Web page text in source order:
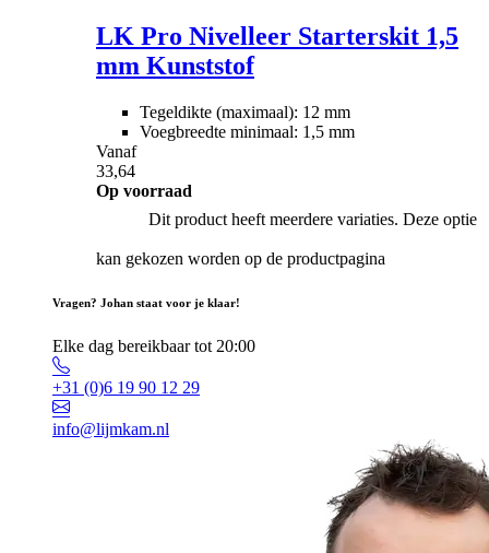
LK Pro Nivelleer Starterskit 1,5
mm Kunststof
Tegeldikte (maximaal): 12 mm
Voegbreedte minimaal: 1,5 mm
Vanaf
33,64
Op voorraad
Dit product heeft meerdere variaties. Deze optie
kan gekozen worden op de productpagina
Vragen? Johan staat voor je klaar!
Elke dag bereikbaar tot 20:00
+31 (0)6 19 90 12 29
info@lijmkam.nl